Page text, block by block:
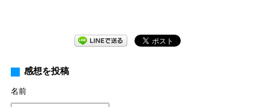
感想を投稿
名前